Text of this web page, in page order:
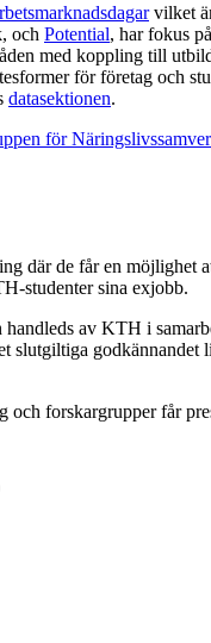
vilket
och Potential, har fokus på
med koppling till
för företag och
datasektionen.
för
där de får en möjlighet
studenter sina exjobb.
av KTH i
slutgiltiga godkännandet
och forskargrupper får